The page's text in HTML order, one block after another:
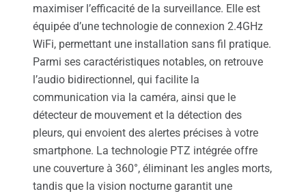
maximiser l’efficacité de la surveillance. Elle est
équipée d’une technologie de connexion 2.4GHz
WiFi, permettant une installation sans fil pratique.
Parmi ses caractéristiques notables, on retrouve
l’audio bidirectionnel, qui facilite la
communication via la caméra, ainsi que le
détecteur de mouvement et la détection des
pleurs, qui envoient des alertes précises à votre
smartphone. La technologie PTZ intégrée offre
une couverture à 360°, éliminant les angles morts,
tandis que la vision nocturne garantit une